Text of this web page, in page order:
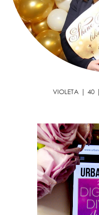
VIOLETA | 40